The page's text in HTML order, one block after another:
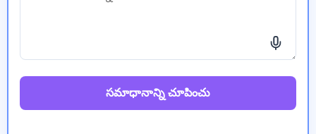
సమాధానాన్ని చూపించు